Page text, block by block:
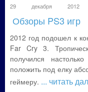
29 декабря
Обзоры PS3 игр
2012 год подошел к
Far Cry 3.
получился
положить под елку
геймеру. ... читать